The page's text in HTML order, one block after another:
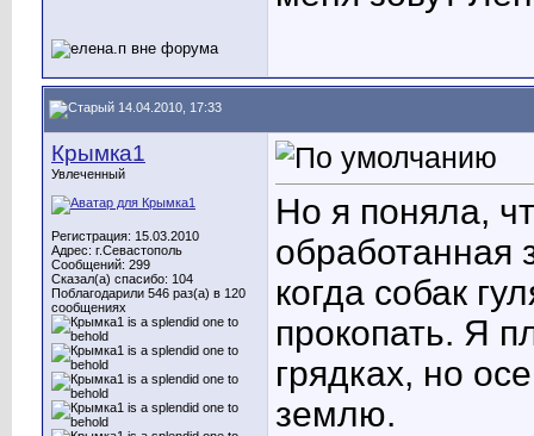
14.04.2010, 17:33
Крымка1
Увлеченный
Регистрация: 15.03.2010
Адрес: г.Севастополь
Сообщений: 299
Сказал(а) спасибо: 104
Поблагодарили 546 раз(а) в 120
сообщениях
Но я поняла,
обработанная
когда собак
прокопать. Я
грядках, но
землю.